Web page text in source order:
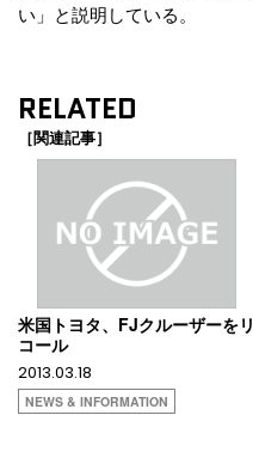
い」と説明している。
RELATED
［関連記事］
米国トヨタ、FJクルーザーをリ
コール
2013.03.18
NEWS & INFORMATION